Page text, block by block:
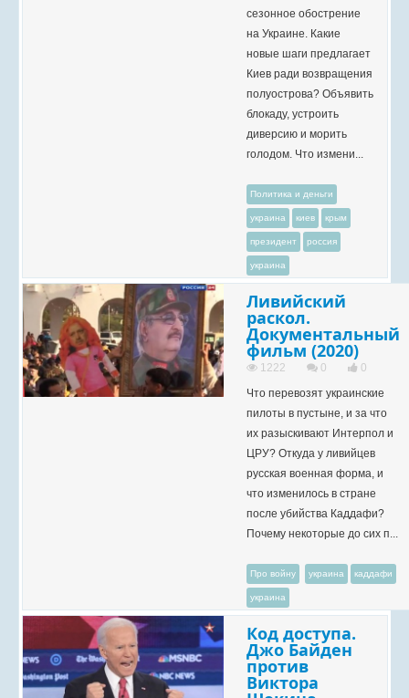
сезонное обострение
на Украине. Какие
новые шаги предлагает
Киев ради возвращения
полуострова? Объявить
блокаду, устроить
диверсию и морить
голодом. Что измени...
Политика и деньги
украина киев крым
президент россия
украина
Ливийский
раскол.
Документальный
фильм (2020)
1222 0
0
Что перевозят украинские
пилоты в пустыне, и за что
их разыскивают Интерпол и
ЦРУ? Откуда у ливийцев
русская военная форма, и
что изменилось в стране
после убийства Каддафи?
Почему некоторые до сих п...
Про войну украина каддафи
украина
Код доступа.
Джо Байден
против
Виктора